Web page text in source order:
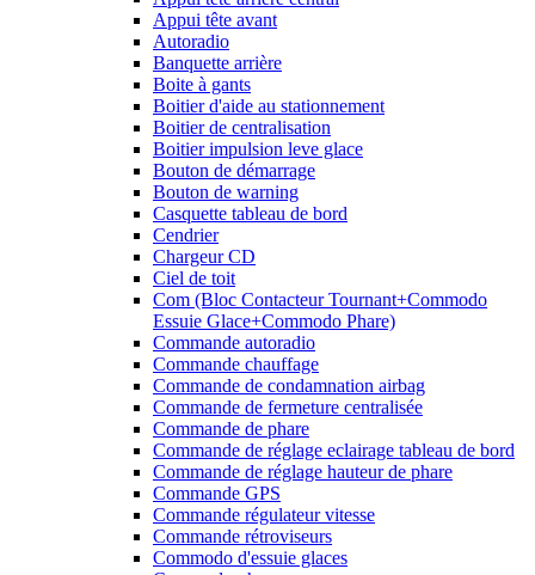
Appui tête avant
Autoradio
Banquette arrière
Boite à gants
Boitier d'aide au stationnement
Boitier de centralisation
Boitier impulsion leve glace
Bouton de démarrage
Bouton de warning
Casquette tableau de bord
Cendrier
Chargeur CD
Ciel de toit
Com (Bloc Contacteur Tournant+Commodo
Essuie Glace+Commodo Phare)
Commande autoradio
Commande chauffage
Commande de condamnation airbag
Commande de fermeture centralisée
Commande de phare
Commande de réglage eclairage tableau de bord
Commande de réglage hauteur de phare
Commande GPS
Commande régulateur vitesse
Commande rétroviseurs
Commodo d'essuie glaces